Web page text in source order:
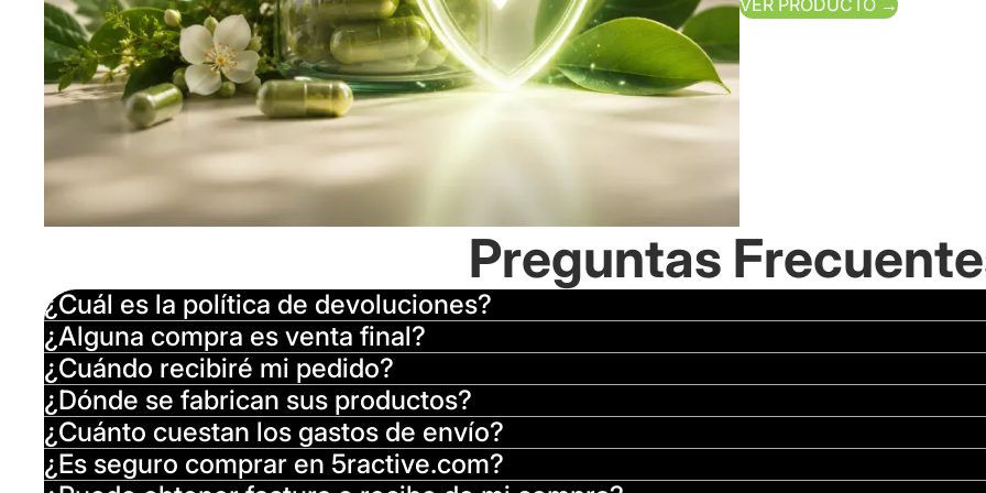
Preguntas
¿Cuál es la política de devoluciones?
¿Alguna compra es venta final?
¿Cuándo recibiré mi pedido?
¿Dónde se fabrican sus productos?
¿Cuánto cuestan los gastos de envío?
¿Es seguro comprar en 5ractive.com?